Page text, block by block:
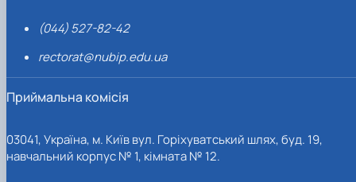
(044) 527-82-42
rectorat@nubip.edu.ua
Приймальна комісія
03041, Україна, м. Київ вул. Горіхуватський шлях, буд. 19,
навчальний корпус № 1, кімната № 12.